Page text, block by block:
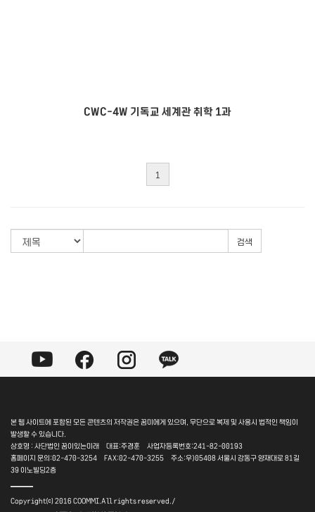
CWC-4W 기독교 세계관 취학 1과
1
검색
본 웹 사이트에 포함된 모든 콘텐츠의 저작권은 꿈미에게 있으며, 무단으로 복제 및 사용시 법적인 책임이
발생할 수 있습니다.
상호명 : 사단법인 꿈이있는미래 대표:주경훈 사업자등록번호:241-82-00193
홈페이지 문의:02-470-3254 FAX:02-470-3255 주소:우)05408 서울시 강동구 양재대로 81길
39 이노빌딩2층
――
Copyright⒞ 2016 COOMMI.All rights reserved./